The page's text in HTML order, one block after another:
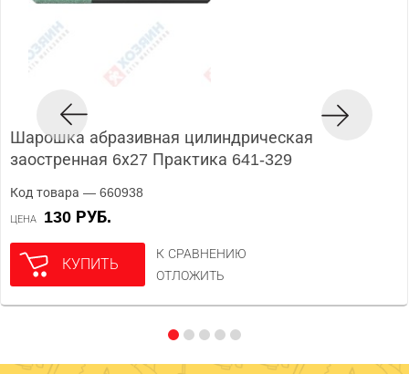
Шарошка абразивная цилиндрическая
заостренная 6х27 Практика 641-329
Код товара — 660938
ЦЕНА 130 РУБ.
КУПИТЬ
К СРАВНЕНИЮ
ОТЛОЖИТЬ